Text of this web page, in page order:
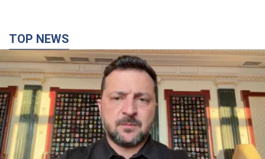
"Защита нашей жизни": Зеленский об
антибаллистической системе FREYJA,
санкциях против России и поддержке аграриев.
Видео
Европейские партнеры присоединяются к совместному
проекту
годину тому 15,9 т.